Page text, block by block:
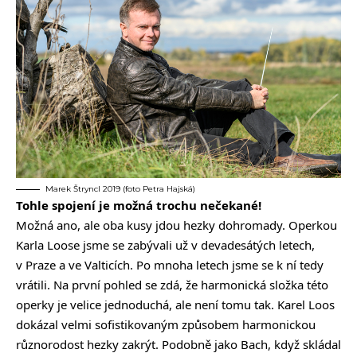
Marek Štryncl 2019 (foto Petra Hajská)
Tohle spojení je možná trochu nečekané!
Možná ano, ale oba kusy jdou hezky dohromady. Operkou
Karla Loose jsme se zabývali už v devadesátých letech,
v Praze a ve Valticích. Po mnoha letech jsme se k ní tedy
vrátili. Na první pohled se zdá, že harmonická složka této
operky je velice jednoduchá, ale není tomu tak. Karel Loos
dokázal velmi sofistikovaným způsobem harmonickou
různorodost hezky zakrýt. Podobně jako Bach, když skládal